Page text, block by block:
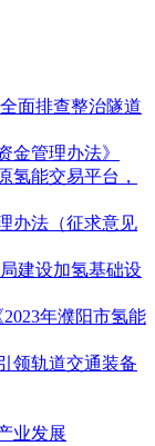
面排查整治隧道
金管理办法》
氢能交易平台，
办法（征求意见
建设加氢基础设
年濮阳市氢能
领轨道交通装备
业发展